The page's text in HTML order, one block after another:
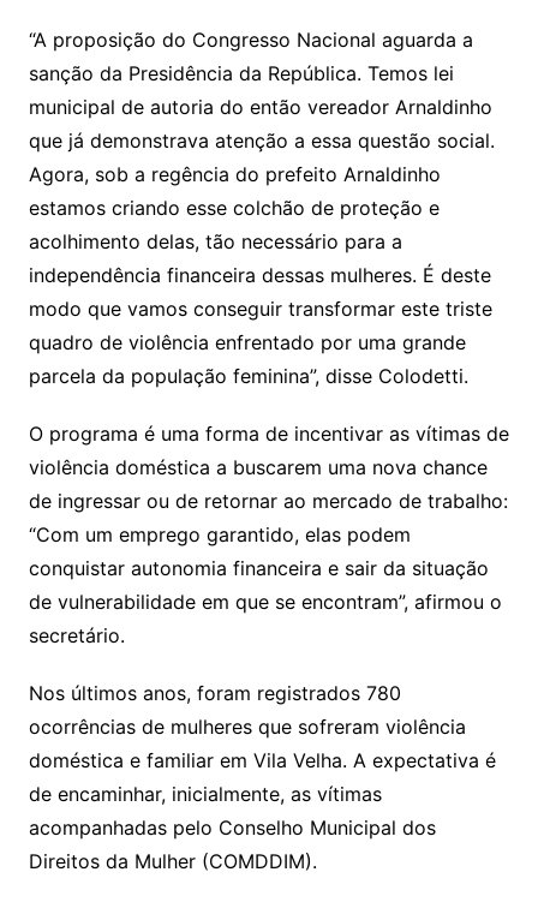
“A proposição do Congresso Nacional aguarda a
sanção da Presidência da República. Temos lei
municipal de autoria do então vereador Arnaldinho
que já demonstrava atenção a essa questão social.
Agora, sob a regência do prefeito Arnaldinho
estamos criando esse colchão de proteção e
acolhimento delas, tão necessário para a
independência financeira dessas mulheres. É deste
modo que vamos conseguir transformar este triste
quadro de violência enfrentado por uma grande
parcela da população feminina”, disse Colodetti.
O programa é uma forma de incentivar as vítimas de
violência doméstica a buscarem uma nova chance
de ingressar ou de retornar ao mercado de trabalho:
“Com um emprego garantido, elas podem
conquistar autonomia financeira e sair da situação
de vulnerabilidade em que se encontram”, afirmou o
secretário.
Nos últimos anos, foram registrados 780
ocorrências de mulheres que sofreram violência
doméstica e familiar em Vila Velha. A expectativa é
de encaminhar, inicialmente, as vítimas
acompanhadas pelo Conselho Municipal dos
Direitos da Mulher (COMDDIM).